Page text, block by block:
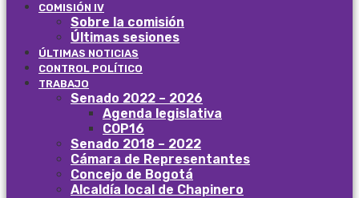
COMISIÓN IV
Sobre la comisión
Últimas sesiones
ÚLTIMAS NOTICIAS
CONTROL POLÍTICO
TRABAJO
Senado 2022 – 2026
Agenda legislativa
COP16
Senado 2018 – 2022
Cámara de Representantes
Concejo de Bogotá
Alcaldía local de Chapinero